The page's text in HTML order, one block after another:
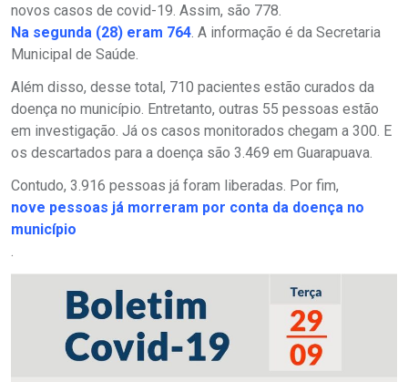
novos casos de covid-19. Assim, são 778.
Na segunda (28) eram 764. A informação é da Secretaria
Municipal de Saúde.
Além disso, desse total, 710 pacientes estão curados da
doença no município. Entretanto, outras 55 pessoas estão
em investigação. Já os casos monitorados chegam a 300. E
os descartados para a doença são 3.469 em Guarapuava.
Contudo, 3.916 pessoas já foram liberadas. Por fim,
nove pessoas já morreram por conta da doença no
município
.